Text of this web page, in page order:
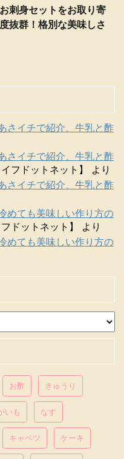
刺身セットをお取り寄
抜群！格別な美味しさ
さイチで紹介、牛乳と酢
さイチで紹介、牛乳と酢
フドットネット】
より
さイチで紹介、牛乳と酢
めても美味しい作り方の
ドットネット】
より
めても美味しい作り方の
お酢 きゅうり
いも なす
キャベツ ケーキ